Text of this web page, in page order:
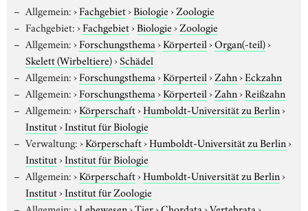
Allgemein:›Fachgebiet›Biologie›Zoologie
Fachgebiet:›Fachgebiet›Biologie›Zoologie
Allgemein:›Forschungsthema›Körperteil›Organ(-teil)›
Skelett (Wirbeltiere)›Schädel
Allgemein:›Forschungsthema›Körperteil›Zahn›Eckzahn
Allgemein:›Forschungsthema›Körperteil›Zahn›Reißzahn
Allgemein:›Körperschaft›Humboldt-Universität zu Berlin›
Institut›Institut für Biologie
Verwaltung:›Körperschaft›Humboldt-Universität zu Berlin›
Institut›Institut für Biologie
Allgemein:›Körperschaft›Humboldt-Universität zu Berlin›
Institut›Institut für Zoologie